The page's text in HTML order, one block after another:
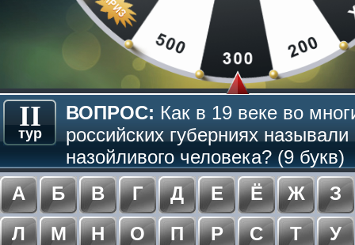
II
тур
ВОПРОС: Как в 19 веке во
российских губерниях называли
назойливого человека? (9 букв)
А
Б В Г Д Е Ё Ж
З
Л
М Н О П Р С Т
У